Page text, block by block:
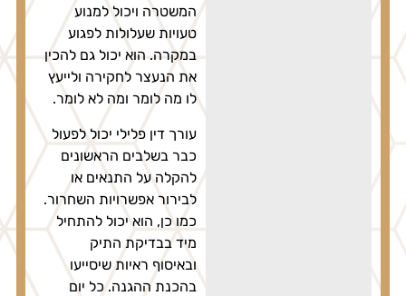
המשטרה ויכול למנוע
טעויות שעלולות לפגוע
במקרה. הוא יכול גם להכין
את הנעצר לחקירה ולייעץ
לו מה לומר ומה לא לומר.
עורך דין פלילי יכול לפעול
כבר בשלבים הראשונים
להקלה על התנאים או
לבירור אפשרויות השחרור.
כמו כן, הוא יכול להתחיל
מיד בבדיקת התיק
ובאיסוף ראיות שיסייעו
בהכנת ההגנה. כל יום